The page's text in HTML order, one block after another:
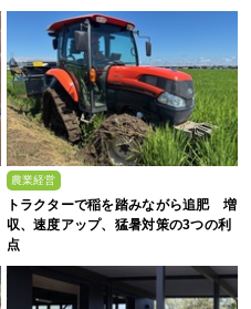
農業経営
トラクターで稲を踏みながら追肥 増
収、速度アップ、猛暑対策の3つの利
点